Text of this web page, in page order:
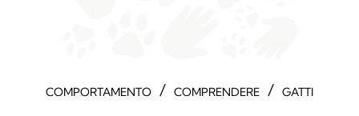
COMPORTAMENTO / COMPRENDERE / GATTI